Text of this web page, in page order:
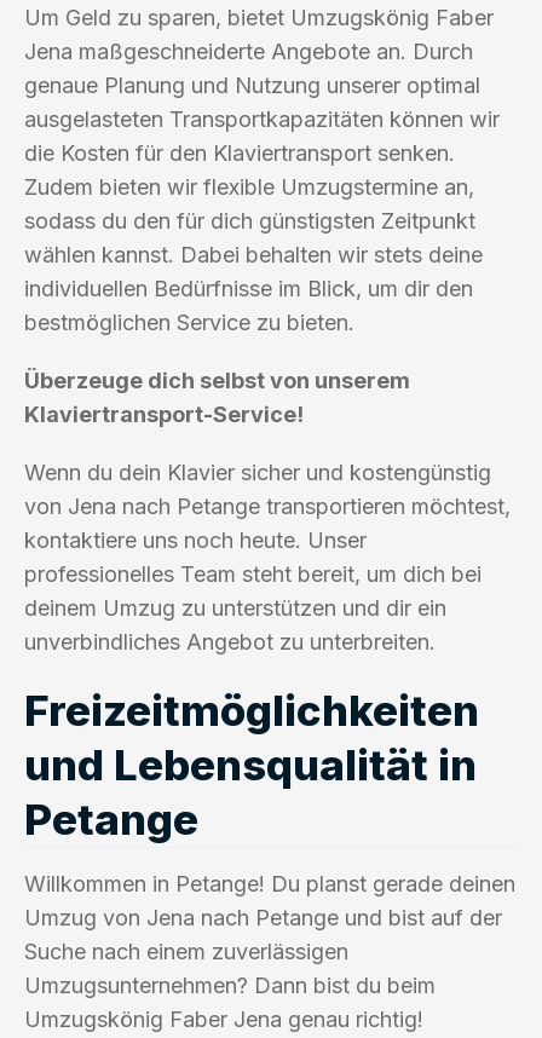
Um Geld zu sparen, bietet Umzugskönig Faber
Jena maßgeschneiderte Angebote an. Durch
genaue Planung und Nutzung unserer optimal
ausgelasteten Transportkapazitäten können wir
die Kosten für den Klaviertransport senken.
Zudem bieten wir flexible Umzugstermine an,
sodass du den für dich günstigsten Zeitpunkt
wählen kannst. Dabei behalten wir stets deine
individuellen Bedürfnisse im Blick, um dir den
bestmöglichen Service zu bieten.
Überzeuge dich selbst von unserem
Klaviertransport-Service!
Wenn du dein Klavier sicher und kostengünstig
von Jena nach Petange transportieren möchtest,
kontaktiere uns noch heute. Unser
professionelles Team steht bereit, um dich bei
deinem Umzug zu unterstützen und dir ein
unverbindliches Angebot zu unterbreiten.
Freizeitmöglichkeiten
und Lebensqualität in
Petange
Willkommen in Petange! Du planst gerade deinen
Umzug von Jena nach Petange und bist auf der
Suche nach einem zuverlässigen
Umzugsunternehmen? Dann bist du beim
Umzugskönig Faber Jena genau richtig!